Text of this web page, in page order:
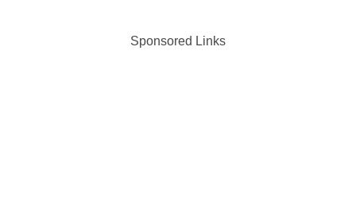
Sponsored Links